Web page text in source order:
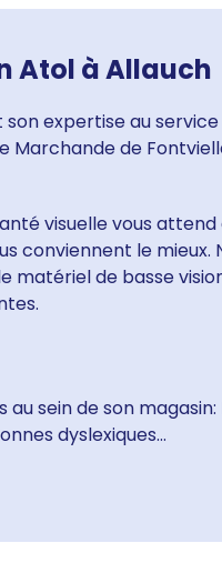
Atol à Allauch
expertise au
Marchande de
visuelle vous attend
conviennent le mieux.
matériel de basse
sein de son magasin:
dyslexiques...